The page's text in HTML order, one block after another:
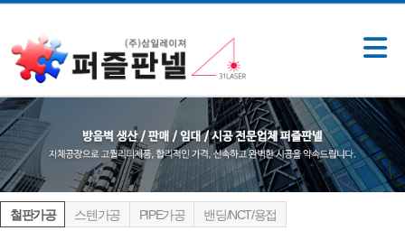
철판가공 스텐가공 PIPE가공 밴딩/NCT/용접